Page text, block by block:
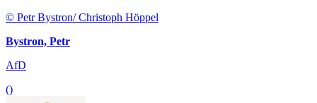
© Petr Bystron/ Christoph Höppel
Bystron, Petr
AfD
()